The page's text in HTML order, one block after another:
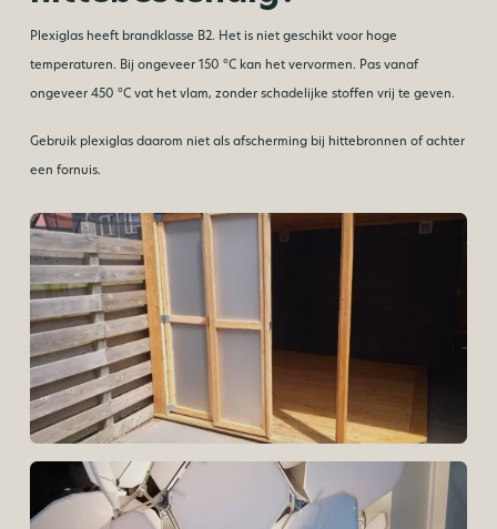
Plexiglas heeft brandklasse B2. Het is niet geschikt voor hoge
temperaturen. Bij ongeveer 150 °C kan het vervormen. Pas vanaf
ongeveer 450 °C vat het vlam, zonder schadelijke stoffen vrij te geven.
Gebruik plexiglas daarom niet als afscherming bij hittebronnen of achter
een fornuis.